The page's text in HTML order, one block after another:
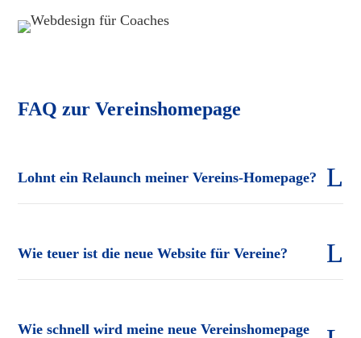
FAQ zur Vereinshomepage
Lohnt ein Relaunch meiner Vereins-Homepage?
Wie teuer ist die neue Website für Vereine?
Wie schnell wird meine neue Vereinshomepage